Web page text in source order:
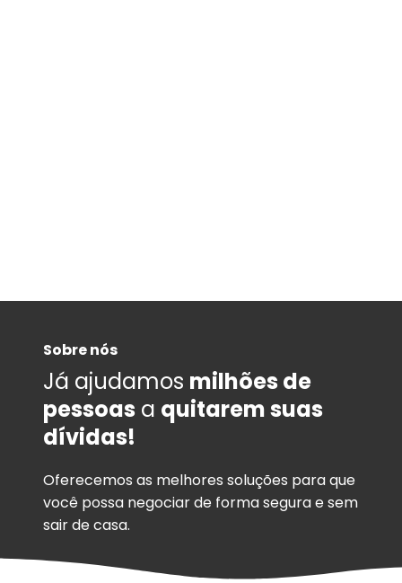
Sobre nós
Já ajudamos milhões de
pessoas a quitarem suas
dívidas!
Oferecemos as melhores soluções para que
você possa negociar de forma segura e sem
sair de casa.